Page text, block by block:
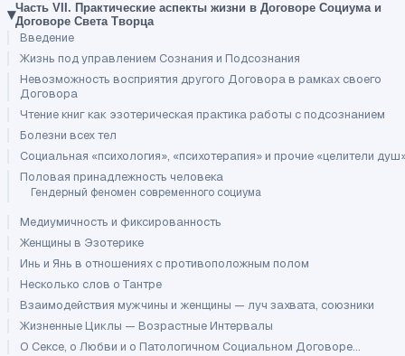
▾Часть VII. Практические аспекты жизни в Договоре Социума и
Договоре Света Творца
Введение
Жизнь под управлением Сознания и Подсознания
Невозможность восприятия другого Договора в рамках своего
Договора
Чтение книг как эзотерическая практика работы с подсознанием
Болезни всех тел
Социальная «психология», «психотерапия» и прочие «целители
Половая принадлежность человека
Гендерный феномен современного социума
Медиумичность и фиксированность
Женщины в Эзотерике
Инь и Янь в отношениях с противоположным полом
Несколько слов о Тантре
Взаимодействия мужчины и женщины — луч захвата, союзники
Жизненные Циклы — Возрастные Интервалы
О Сексе, о Любви и о Патологичном Социальном Договоре...